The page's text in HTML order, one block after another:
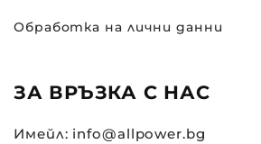
Обработка на лични данни
ЗА ВРЪЗКА С НАС
Имейл: info@allpower.bg